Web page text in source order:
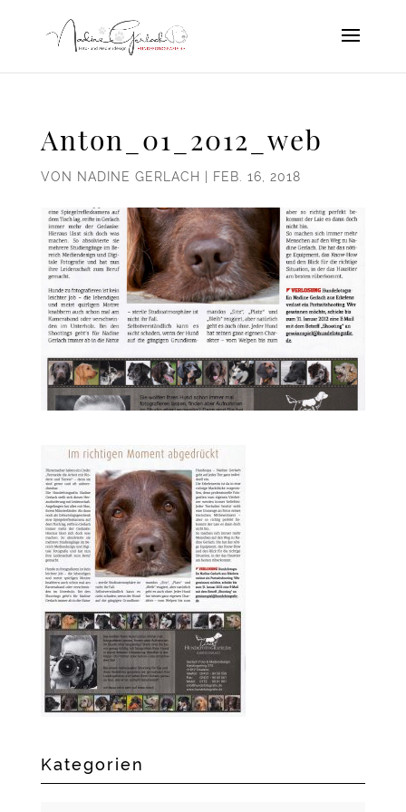
Anton_01_2012_web
VON NADINE GERLACH FEB. 16, 2018
Kategorien